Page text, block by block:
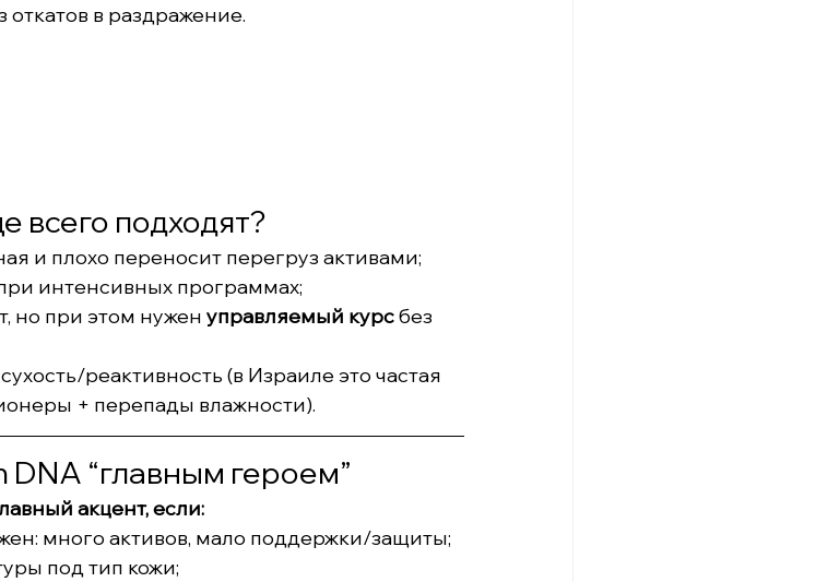
откатов в раздражение.
всего подходят?
и плохо переносит перегруз активами;
интенсивных программах;
но при этом нужен управляемый курс без
реактивность (в Израиле это частая
+ перепады влажности).
DNA “главным героем”
акцент, если:
много активов, мало поддержки/защиты;
под тип кожи;